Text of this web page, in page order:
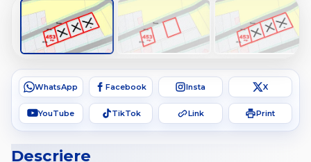
WhatsApp Facebook Insta X
YouTube TikTok Link Print
Descriere